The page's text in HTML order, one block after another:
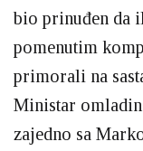
bio prinuđen da
pomenutim
primorali na
Ministar
zajedno sa